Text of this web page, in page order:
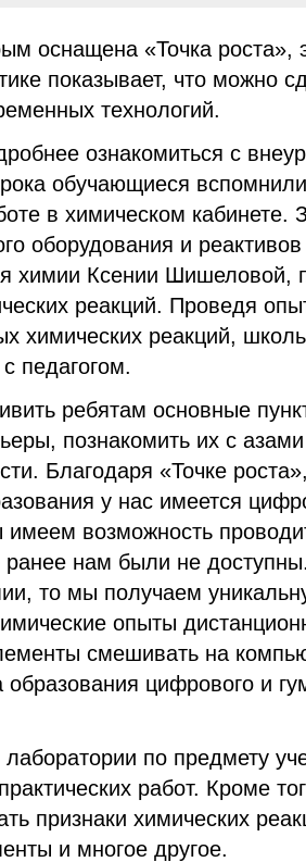
оснащена «Точка роста»,
показывает, что можно
технологий.
ознакомиться с
обучающиеся
в химическом кабинете.
оборудования и
химии Ксении Шишеловой,
реакций. Проведя
химических реакций,
педагогом.
ребятам основные
познакомить их с
Благодаря «Точке
у нас имеется
возможность
нам были не
то мы получаем
опыты
смешивать на
образования цифрового и
по предмету
работ. Кроме
признаки химических
и многое другое.